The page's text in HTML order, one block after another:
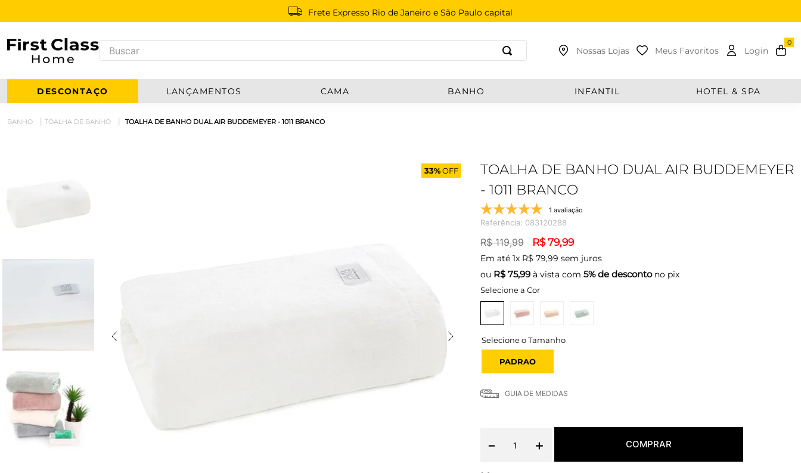
Frete Expresso Rio de Janeiro e São Paulo capital
Buscar
Nossas Lojas Meus Favoritos Login
DESCONTAÇO LANÇAMENTOS CAMA BANHO INFANTIL HOTEL & SPA
BANHO TOALHA DE BANHO TOALHA DE BANHO DUAL AIR BUDDEMEYER - 1011 BRANCO
33%OFF
TOALHA DE BANHO DUAL AIR BUDDEMEYER
- 1011 BRANCO
1 avaliação
Referência: 083120288
R$ 119,99 R$ 79,99
Em até 1x R$ 79,99 sem juros
ou R$ 75,99à vista com 5% de descontono pix
Selecione a Cor
PADRAO
GUIA DE MEDIDAS
＋
－ COMPRAR